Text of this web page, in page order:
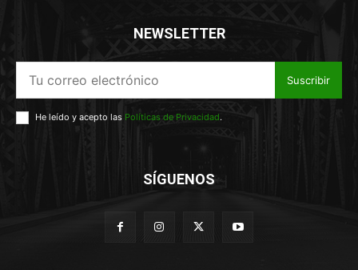
NEWSLETTER
Suscribir
He leído y acepto las Políticas de Privacidad.
SÍGUENOS